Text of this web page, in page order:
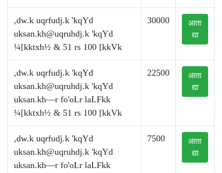
,dw.k uqrfudj.k 'kqYd
uksan.kh@uqruhdj.k 'kqYd
¼[kktxh½ & 51 rs 100 [kkVk
30000
आता
द्या
,dw.k uqrfudj.k 'kqYd
uksan.kh@uqruhdj.k 'kqYd
uksan.kh—r fo'oLr laLFkk
¼[kktxh½ & 51 rs 100 [kkVk
22500
आता
द्या
,dw.k uqrfudj.k 'kqYd
uksan.kh@uqruhdj.k 'kqYd
uksan.kh—r fo'oLr laLFkk
7500
आता
द्या